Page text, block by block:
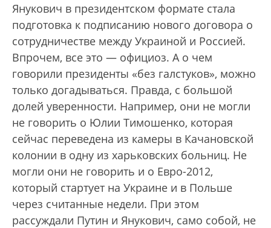
Янукович в президентском формате стала
подготовка к подписанию нового договора о
сотрудничестве между Украиной и Россией.
Впрочем, все это — официоз. А о чем
говорили президенты «без галстуков», можно
только догадываться. Правда, с большой
долей уверенности. Например, они не могли
не говорить о Юлии Тимошенко, которая
сейчас переведена из камеры в Качановской
колонии в одну из харьковских больниц. Не
могли они не говорить и о Евро-2012,
который стартует на Украине и в Польше
через считанные недели. При этом
рассуждали Путин и Янукович, само собой, не